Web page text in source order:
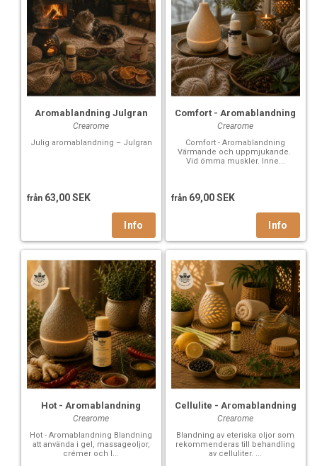
Aromablandning Julgran
Crearome
Julig aromablandning – Julgran
från 63,00 SEK
Comfort - Aromablandning
Crearome
Comfort - Aromablandning
Värmande och uppmjukande.
Vid ömma muskler. Inne...
från 69,00 SEK
Hot - Aromablandning
Crearome
Hot - Aromablandning Blandning
att använda i gel, massageoljor,
crémer och l...
Cellulite - Aromablandning
Crearome
Blandning av eteriska oljor som
rekommenderas till behandling
av celluliter. ...